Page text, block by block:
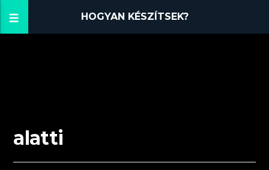
HOGYAN KÉSZÍTSEK?
alatti